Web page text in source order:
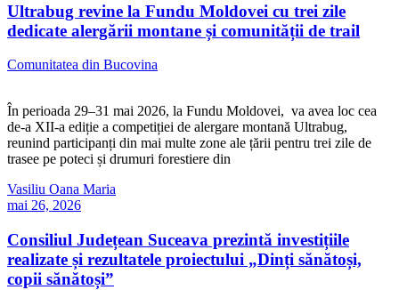
Ultrabug revine la Fundu Moldovei cu trei zile
dedicate alergării montane și comunității de trail
Comunitatea din Bucovina
În perioada 29–31 mai 2026, la Fundu Moldovei, va avea loc cea
de-a XII-a ediție a competiției de alergare montană Ultrabug,
reunind participanți din mai multe zone ale țării pentru trei zile de
trasee pe poteci și drumuri forestiere din
Vasiliu Oana Maria
mai 26, 2026
Consiliul Județean Suceava prezintă investițiile
realizate și rezultatele proiectului „Dinți sănătoși,
copii sănătoși”